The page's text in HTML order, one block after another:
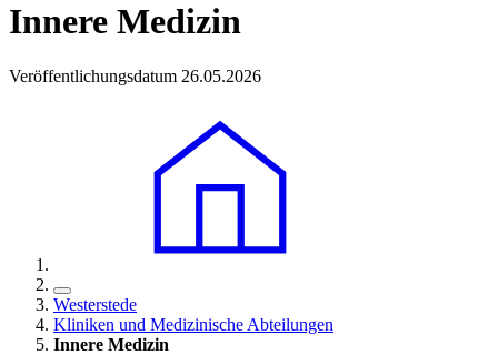
Innere Medizin
Veröffentlichungsdatum 26.05.2026
Westerstede
Kliniken und Medizinische Abteilungen
Innere Medizin